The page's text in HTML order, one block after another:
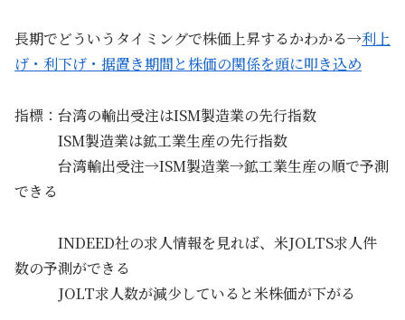
長期でどういうタイミングで株価上昇するかわかる→利上
げ・利下げ・据置き期間と株価の関係を頭に叩き込め
指標：台湾の輸出受注はISM製造業の先行指数
ISM製造業は鉱工業生産の先行指数
台湾輸出受注→ISM製造業→鉱工業生産の順で予測
できる
INDEED社の求人情報を見れば、米JOLTS求人件
数の予測ができる
JOLT求人数が減少していると米株価が下がる